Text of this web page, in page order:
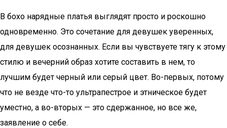
В бохо нарядные платья выглядят просто и роскошно
одновременно. Это сочетание для девушек уверенных,
для девушек осознанных. Если вы чувствуете тягу к этому
стилю и вечерний образ хотите составить в нем, то
лучшим будет черный или серый цвет. Во-первых, потому
что не везде что-то ультрапестрое и этническое будет
уместно, а во-вторых — это сдержанное, но все же,
заявление о себе.